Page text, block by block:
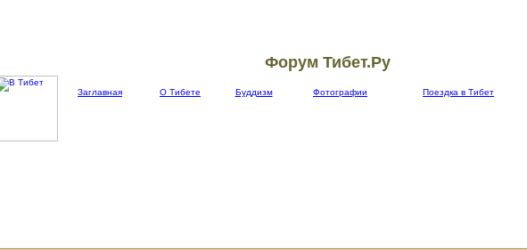
Форум Тибет.Ру
Заглавная О Тибете Буддизм Фотографии Поездка в Тибет